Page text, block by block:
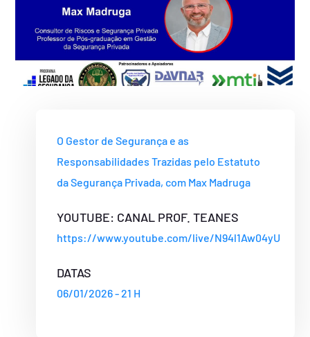
O Gestor de Segurança e as
Responsabilidades Trazidas pelo Estatuto
da Segurança Privada, com Max Madruga
YOUTUBE: CANAL PROF. TEANES
https://www.youtube.com/live/N94l1Aw04yU
DATAS
06/01/2026 - 21 H